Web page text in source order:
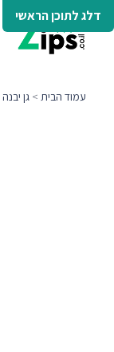
דלג לתוכן הראשי
עמוד הבית > גן יבנה